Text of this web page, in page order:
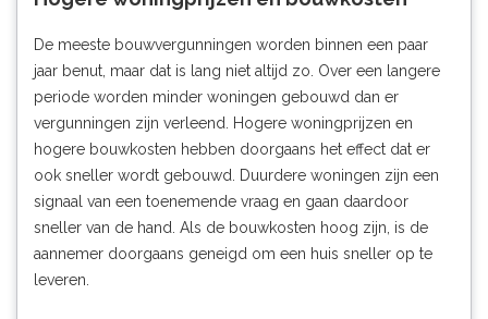
De meeste bouwvergunningen worden binnen een paar
jaar benut, maar dat is lang niet altijd zo. Over een langere
periode worden minder woningen gebouwd dan er
vergunningen zijn verleend. Hogere woningprijzen en
hogere bouwkosten hebben doorgaans het effect dat er
ook sneller wordt gebouwd. Duurdere woningen zijn een
signaal van een toenemende vraag en gaan daardoor
sneller van de hand. Als de bouwkosten hoog zijn, is de
aannemer doorgaans geneigd om een huis sneller op te
leveren.